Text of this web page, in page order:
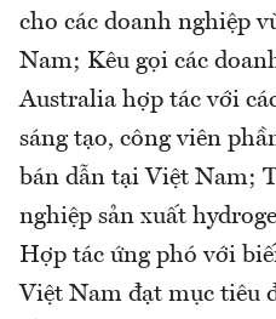
cho các doanh nghiệp
Nam; Kêu gọi các
Australia hợp tác với
sáng tạo, công viên
bán dẫn tại Việt Nam;
nghiệp sản xuất
Hợp tác ứng phó với
Việt Nam đạt mục tiêu